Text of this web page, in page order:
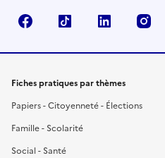
FacebookTikTok LinkedIn
Fiches pratiques par thèmes
Papiers - Citoyenneté - Élections
Famille - Scolarité
Social - Santé